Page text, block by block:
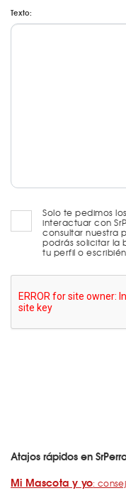
Texto:
Solo te pedimos
interactuar con
consultar nuestra
podrás solicitar la
tu perfil o
Atajos rápidos en
Mi Mascota y yo: